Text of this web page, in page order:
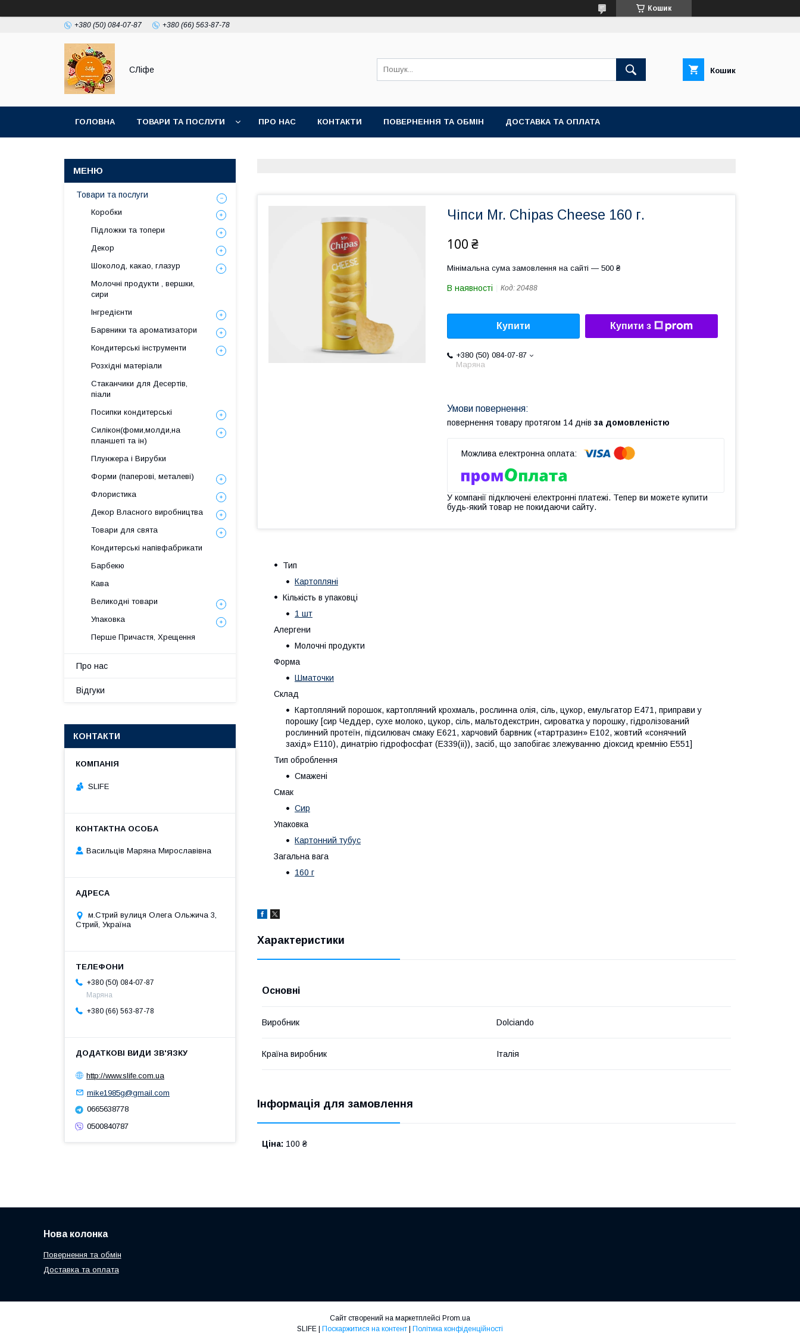
Кошик
+380 (50) 084-07-87 +380 (66) 563-87-78
СЛіфе Кошик
ГОЛОВНА ТОВАРИ ТА ПОСЛУГИ ПРО НАС КОНТАКТИ ПОВЕРНЕННЯ ТА ОБМІН ДОСТАВКА ТА ОПЛАТА
Чіпси Mr. Chipas Cheese 160 г.
100 ₴
Мінімальна сума замовлення на сайті — 500 ₴
В наявності Код: 20488
Купити Купити з
+380 (50) 084-07-87
Маряна
повернення товару протягом 14 днів за домовленістю
У компанії підключені електронні платежі. Тепер ви можете купити
будь-який товар не покидаючи сайту.
Тип
Картопляні
Кількість в упаковці
1 шт
Алергени
Молочні продукти
Форма
Шматочки
Склад
Картопляний порошок, картопляний крохмаль, рослинна олія, сіль, цукор, емульгатор E471, приправи у
порошку [сир Чеддер, сухе молоко, цукор, сіль, мальтодекстрин, сироватка у порошку, гідролізований
рослинний протеїн, підсилювач смаку E621, харчовий барвник («тартразин» E102, жовтий «сонячний
захід» E110), динатрію гідрофосфат (E339(ii)), засіб, що запобігає злежуванню діоксид кремнію E551]
Тип оброблення
Смажені
Смак
Сир
Упаковка
Картонний тубус
Загальна вага
160 г
Характеристики
Основні
Виробник Dolciando
Країна виробник Італія
Інформація для замовлення
Ціна: 100 ₴
Товари та послуги
Коробки
Підложки та топери
Декор
Шоколод, какао, глазур
Молочні продукти , вершки,
сири
Інгредієнти
Барвники та ароматизатори
Кондитерські інструменти
Розхідні матеріали
Стаканчики для Десертів,
піали
Посипки кондитерські
Силікон(фоми,молди,на
планшеті та ін)
Плунжера і Вирубки
Форми (паперові, металеві)
Флористика
Декор Власного виробництва
Товари для свята
Кондитерські напівфабрикати
Барбекю
Кава
Великодні товари
Упаковка
Перше Причастя, Хрещення
Про нас
Відгуки
КОНТАКТИ
SLIFE
Васильців Маряна Мирославівна
м.Стрий вулиця Олега Ольжича 3,
Стрий, Україна
+380 (50) 084-07-87
Маряна
+380 (66) 563-87-78
http://www.slife.com.ua
mike1985g@gmail.com
0665638778
0500840787
Нова колонка
Повернення та обмін
Доставка та оплата
Сайт створений на маркетплейсі Prom.ua
SLIFE | Поскаржитися на контент | Політика конфіденційності